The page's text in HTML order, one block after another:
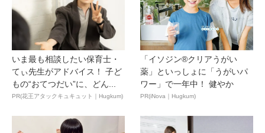
いま最も相談したい保育士・
てぃ先生がアドバイス！ 子ど
もの“おてつだい”に、どん...
PR(花王アタックキュキュット｜Hugkum)
「イソジン®クリアうがい
薬」といっしょに「うがいパ
ワー」で一年中！ 健やか
PR(iNova｜Hugkum)